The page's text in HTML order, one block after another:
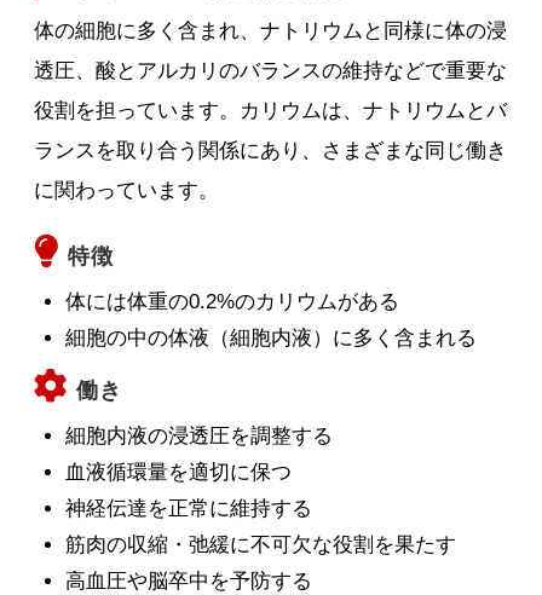
体の細胞に多く含まれ、ナトリウムと同様に体の浸
透圧、酸とアルカリのバランスの維持などで重要な
役割を担っています。カリウムは、ナトリウムとバ
ランスを取り合う関係にあり、さまざまな同じ働き
に関わっています。
特徴
体には体重の0.2%のカリウムがある
細胞の中の体液（細胞内液）に多く含まれる
働き
細胞内液の浸透圧を調整する
血液循環量を適切に保つ
神経伝達を正常に維持する
筋肉の収縮・弛緩に不可欠な役割を果たす
高血圧や脳卒中を予防する